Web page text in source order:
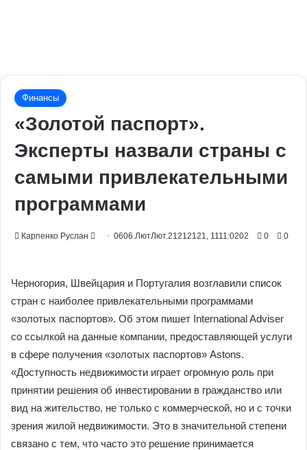
Финансы
«Золотой паспорт».
Эксперты назвали страны с
самыми привлекательными
программами
Карпенко Руслан
Send0606.ЛютЛют.21212121, 1111:0202 0 0
Черногория, Швейцария и Португалия возглавили список
стран с наиболее привлекательными программами
«золотых паспортов». Об этом пишет International Adviser
со ссылкой на данные компании, предоставляющей услуги
в сфере получения «золотых паспортов» Astons.
«Доступность недвижимости играет огромную роль при
принятии решения об инвестировании в гражданство или
вид на жительство, не только с коммерческой, но и с точки
зрения жилой недвижимости. Это в значительной степени
связано с тем, что часто это решение принимается